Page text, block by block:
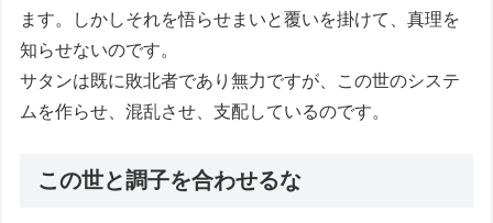
ます。しかしそれを悟らせまいと覆いを掛けて、真理を
知らせないのです。
サタンは既に敗北者であり無力ですが、この世のシステ
ムを作らせ、混乱させ、支配しているのです。
この世と調子を合わせるな